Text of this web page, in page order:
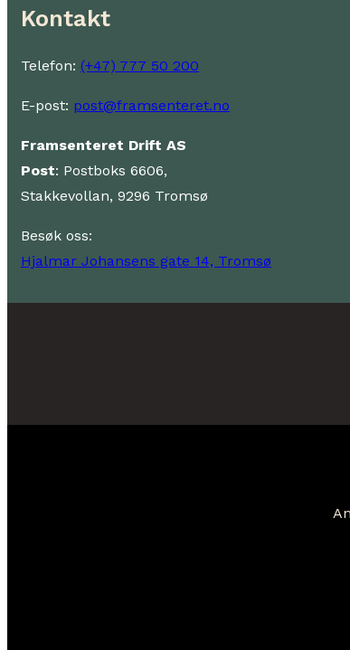
Kontakt
Telefon: (+47) 777 50 200
E-post: post@framsenteret.no
Framsenteret Drift AS
Post: Postboks 6606,
Stakkevollan, 9296 Tromsø
Besøk oss:
Hjalmar Johansens gate 14, Tromsø